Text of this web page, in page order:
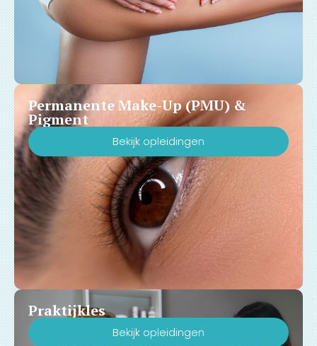
Permanente Make-Up (PMU) &
Pigment
Bekijk opleidingen
Praktijkles
Bekijk opleidingen